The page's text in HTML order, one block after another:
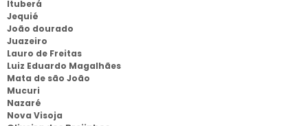
Ituberá
Jequié
João dourado
Juazeiro
Lauro de Freitas
Luiz Eduardo Magalhães
Mata de são João
Mucuri
Nazaré
Nova Visoja